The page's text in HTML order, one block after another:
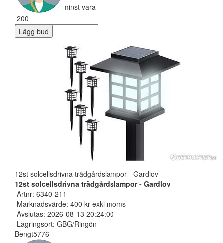
Ditt bud måste minst vara
Lägg bud
12st solcellsdrivna trädgårdslampor - Gardlov
12st solcellsdrivna trädgårdslampor - Gardlov
Artnr: 6340-211
Marknadsvärde: 400 kr exkl moms
Avslutas: 2026-08-13 20:24:00
Lagringsort: GBG/Ringön
Bengt5776